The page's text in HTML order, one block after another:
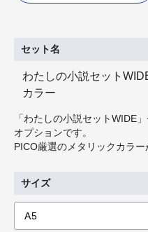
セット名
わたしの小説セット
カラー
「わたしの小説セットWIDE
オプションです。
PICO厳選のメタリックカラー
サイズ